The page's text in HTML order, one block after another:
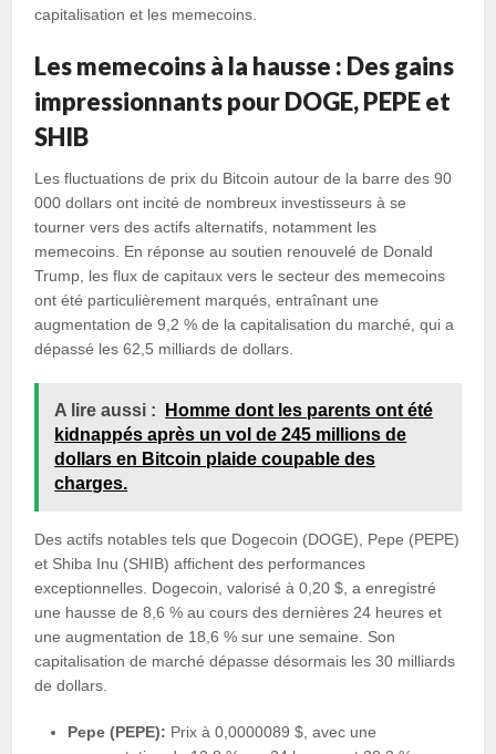
capitalisation et les memecoins.
Les memecoins à la hausse : Des gains
impressionnants pour DOGE, PEPE et
SHIB
Les fluctuations de prix du Bitcoin autour de la barre des 90
000 dollars ont incité de nombreux investisseurs à se
tourner vers des actifs alternatifs, notamment les
memecoins. En réponse au soutien renouvelé de Donald
Trump, les flux de capitaux vers le secteur des memecoins
ont été particulièrement marqués, entraînant une
augmentation de 9,2 % de la capitalisation du marché, qui a
dépassé les 62,5 milliards de dollars.
A lire aussi :
Homme dont les parents ont été
kidnappés après un vol de 245 millions de
dollars en Bitcoin plaide coupable des
charges.
Des actifs notables tels que Dogecoin (DOGE), Pepe (PEPE)
et Shiba Inu (SHIB) affichent des performances
exceptionnelles. Dogecoin, valorisé à 0,20 $, a enregistré
une hausse de 8,6 % au cours des dernières 24 heures et
une augmentation de 18,6 % sur une semaine. Son
capitalisation de marché dépasse désormais les 30 milliards
de dollars.
Pepe (PEPE): Prix à 0,0000089 $, avec une